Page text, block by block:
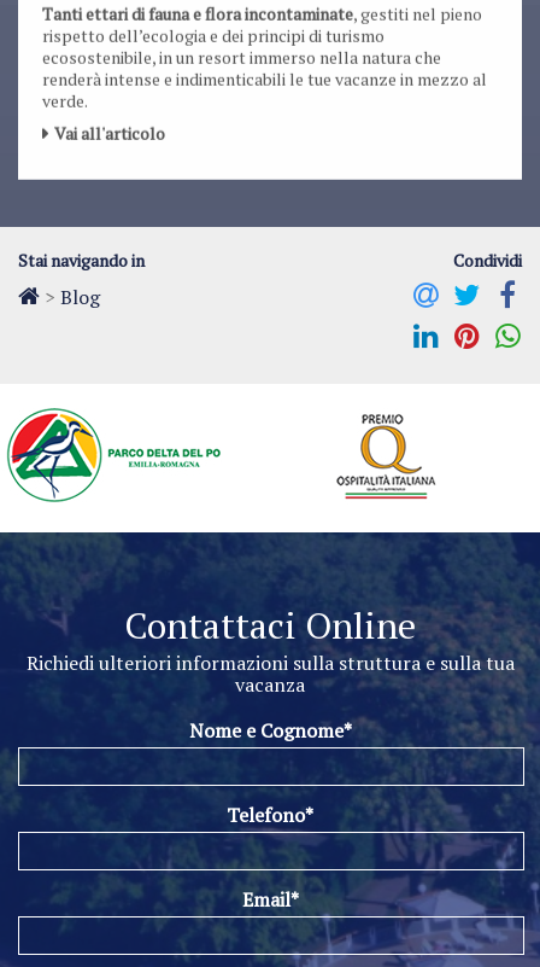
Tanti ettari di fauna e flora incontaminate, gestiti nel pieno
rispetto dell’ecologia e dei principi di turismo
ecosostenibile, in un resort immerso nella natura che
renderà intense e indimenticabili le tue vacanze in mezzo al
verde.
Vai all'articolo
Stai navigando in
> Blog
Condividi
Contattaci Online
Richiedi ulteriori informazioni sulla struttura e sulla tua
vacanza
Nome e Cognome*
Telefono*
Email*